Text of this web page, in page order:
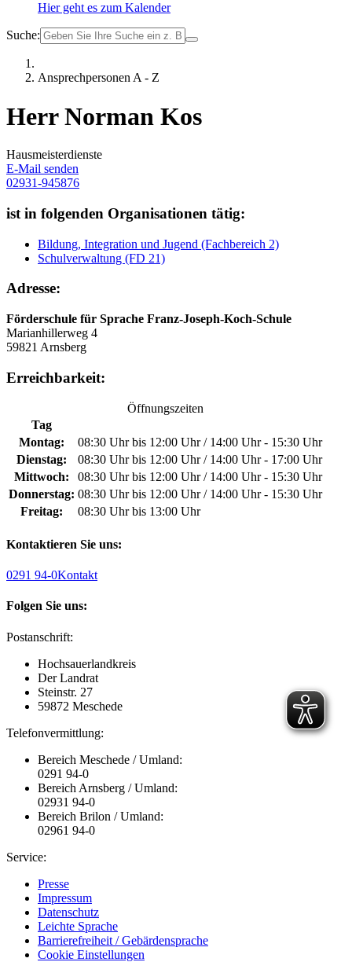
Hier geht es zum Kalender
Suche:
Ansprechpersonen A - Z
Herr Norman Kos
Hausmeisterdienste
E-Mail senden
02931-945876
ist in folgenden Organisationen tätig:
Bildung, Integration und Jugend (Fachbereich 2)
Schulverwaltung (FD 21)
Adresse:
Förderschule für Sprache Franz-Joseph-Koch-Schule
Marianhillerweg 4
59821 Arnsberg
Erreichbarkeit:
Öffnungszeiten
Tag
Montag:
08:30 Uhr bis 12:00 Uhr / 14:00 Uhr - 15:30 Uhr
Dienstag:
08:30 Uhr bis 12:00 Uhr / 14:00 Uhr - 17:00 Uhr
Mittwoch:
08:30 Uhr bis 12:00 Uhr / 14:00 Uhr - 15:30 Uhr
Donnerstag: 08:30 Uhr bis 12:00 Uhr / 14:00 Uhr - 15:30 Uhr
Freitag:
08:30 Uhr bis 13:00 Uhr
Kontaktieren Sie uns:
0291 94-0Kontakt
Folgen Sie uns:
Postanschrift:
Hochsauerlandkreis
Der Landrat
Steinstr. 27
59872 Meschede
Telefonvermittlung:
Bereich Meschede / Umland:
0291 94-0
Bereich Arnsberg / Umland:
02931 94-0
Bereich Brilon / Umland:
02961 94-0
Service:
Presse
Impressum
Datenschutz
Leichte Sprache
Barrierefreiheit / Gebärdensprache
Cookie Einstellungen